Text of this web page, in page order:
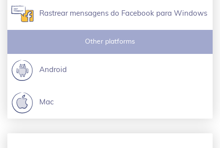
Rastrear mensagens do Facebook para Windows
Other platforms
Android
Mac